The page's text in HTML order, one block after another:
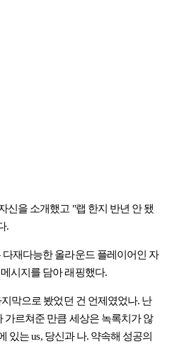
신을 소개했고 "랩 한지 반년 안 됐
.
재다능한 올라운드 플레이어인 자
시지를 담아 래핑했다.
막으로 봤었던 건 언제였었나. 난
가르쳐준 만큼 세상은 녹록치가 않
있는 us, 당신과 나. 약속해 성공의